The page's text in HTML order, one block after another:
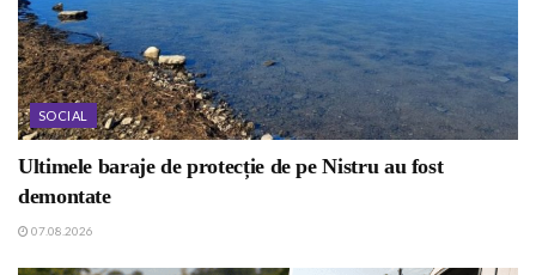
SOCIAL
Ultimele baraje de protecție de pe Nistru au fost
demontate
07.08.2026